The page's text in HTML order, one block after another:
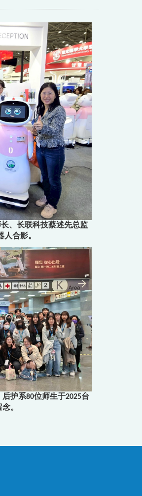
、长联科技蔡述先总监
合影。
护系80位师生于2025台
。